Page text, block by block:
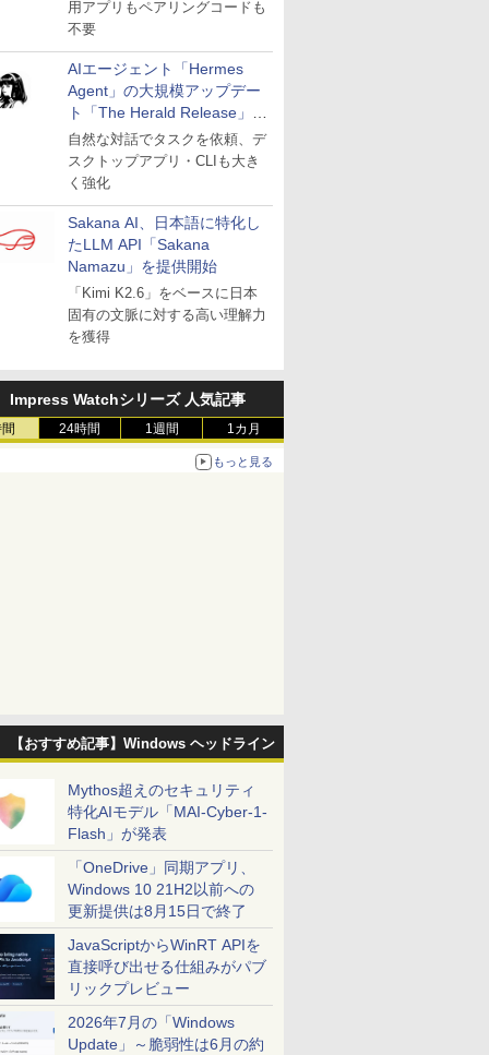
用アプリもペアリングコードも
不要
AIエージェント「Hermes
Agent」の大規模アップデー
ト「The Herald Release」が
公開
自然な対話でタスクを依頼、デ
スクトップアプリ・CLIも大き
く強化
Sakana AI、日本語に特化し
たLLM API「Sakana
Namazu」を提供開始
「Kimi K2.6」をベースに日本
固有の文脈に対する高い理解力
を獲得
Impress Watchシリーズ 人気記事
24時間 1週間 1カ月
もっと見る
【おすすめ記事】Windows ヘッドライン
Mythos超えのセキュリティ
特化AIモデル「MAI-Cyber-1-
Flash」が発表
「OneDrive」同期アプリ、
Windows 10 21H2以前への
更新提供は8月15日で終了
JavaScriptからWinRT APIを
直接呼び出せる仕組みがパブ
リックプレビュー
2026年7月の「Windows
Update」～脆弱性は6月の約